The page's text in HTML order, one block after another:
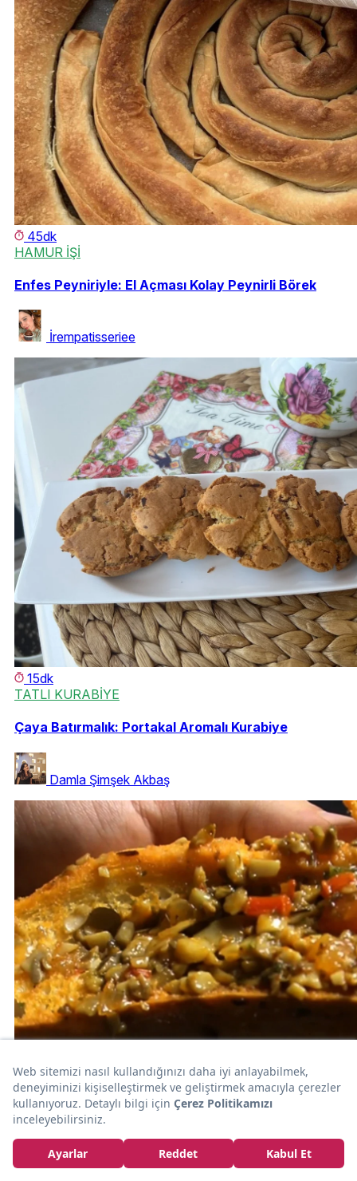
45dk
HAMUR İŞİ
Enfes Peyniriyle: El Açması Kolay Peynirli Börek
İrempatisseriee
15dk
TATLI KURABİYE
Çaya Batırmalık: Portakal Aromalı Kurabiye
Damla Şimşek Akbaş
20dk
SEBZE
Mantardan: Vegan Kokoreç